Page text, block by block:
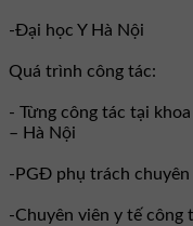
-Đại học Y Hà Nội
Quá trình công tác:
- Từng công tác tại
– Hà Nội
-PGĐ phụ trách chuyên
-Chuyên viên y tế công